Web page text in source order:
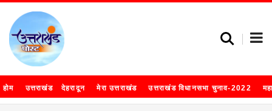
होम उत्तराखंड देहरादून मेरा उत्तराखंड उत्तराखंड विधानसभा चुनाव-2022